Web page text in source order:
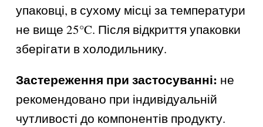
упаковці, в сухому місці за температури
не вище 25°C. Після відкриття упаковки
зберігати в холодильнику.
Застереження при застосуванні: не
рекомендовано при індивідуальній
чутливості до компонентів продукту.